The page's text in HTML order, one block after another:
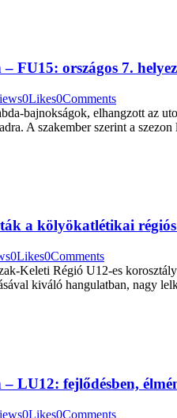
FU15: országos 7.
0Likes0Comments
bajnokságok, elhangzott az
A szakember szerint a
a kölyökatlétikai
0Likes0Comments
Keleti Régió U12-es
kiváló hangulatban, nagy
LU12: fejlődésben,
0Likes0Comments